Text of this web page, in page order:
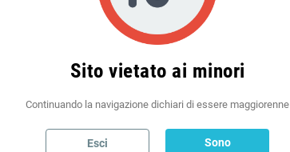
Sito vietato ai minori
Continuando la navigazione dichiari di essere maggiorenne
Esci
Sono